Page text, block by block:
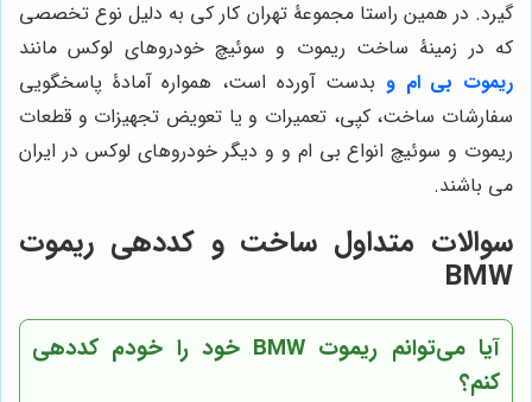
گیرد. در همین راستا مجموعۀ تهران کار کی به دلیل نوع تخصصی
که در زمینۀ ساخت ریموت و سوئیچ خودروهای لوکس مانند
ریموت بی ام و بدست آورده است، همواره آمادۀ پاسخگویی
سفارشات ساخت، کپی، تعمیرات و یا تعویض تجهیزات و قطعات
ریموت و سوئیچ انواع بی ام و و دیگر خودروهای لوکس در ایران
می باشند.
سوالات متداول ساخت و کددهی ریموت
BMW
آیا می‌توانم ریموت BMW خود را خودم کددهی
کنم؟